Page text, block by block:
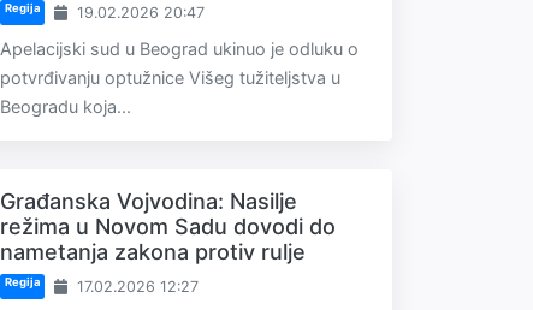
Regija 19.02.2026 20:47
Apelacijski sud u Beograd ukinuo je odluku o
potvrđivanju optužnice Višeg tužiteljstva u
Beogradu koja...
Građanska Vojvodina: Nasilje
režima u Novom Sadu dovodi do
nametanja zakona protiv rulje
Regija 17.02.2026 12:27